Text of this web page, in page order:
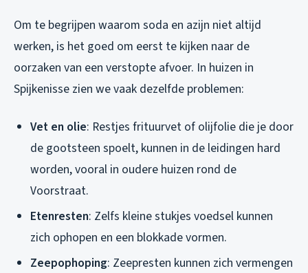
Om te begrijpen waarom soda en azijn niet altijd
werken, is het goed om eerst te kijken naar de
oorzaken van een verstopte afvoer. In huizen in
Spijkenisse zien we vaak dezelfde problemen:
Vet en olie: Restjes frituurvet of olijfolie die je door
de gootsteen spoelt, kunnen in de leidingen hard
worden, vooral in oudere huizen rond de
Voorstraat.
Etenresten: Zelfs kleine stukjes voedsel kunnen
zich ophopen en een blokkade vormen.
Zeepophoping: Zeepresten kunnen zich vermengen